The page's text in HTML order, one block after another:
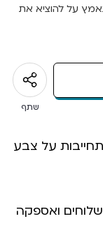
על להוציא את
שתף
על צבע
ואספקה